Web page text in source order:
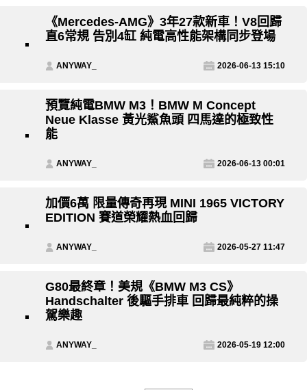
《Mercedes-AMG》3年27款新車！V8回歸
直6常規 告別4缸 純電高性能架構同步登場
ANYWAY_ 2026-06-13 15:10
預覽純電BMW M3！BMW M Concept
Neue Klasse 黃光鯊魚頭 四馬達的極致性
能
ANYWAY_ 2026-06-13 00:01
加價6萬 限量傳奇再現 MINI 1965 VICTORY
EDITION 賽道榮耀熱血回歸
ANYWAY_ 2026-05-27 11:47
G80最終章！美規《BMW M3 CS》
Handschalter 後驅手排車 回歸最純粹的操
駕樂趣
ANYWAY_ 2026-05-19 12:00